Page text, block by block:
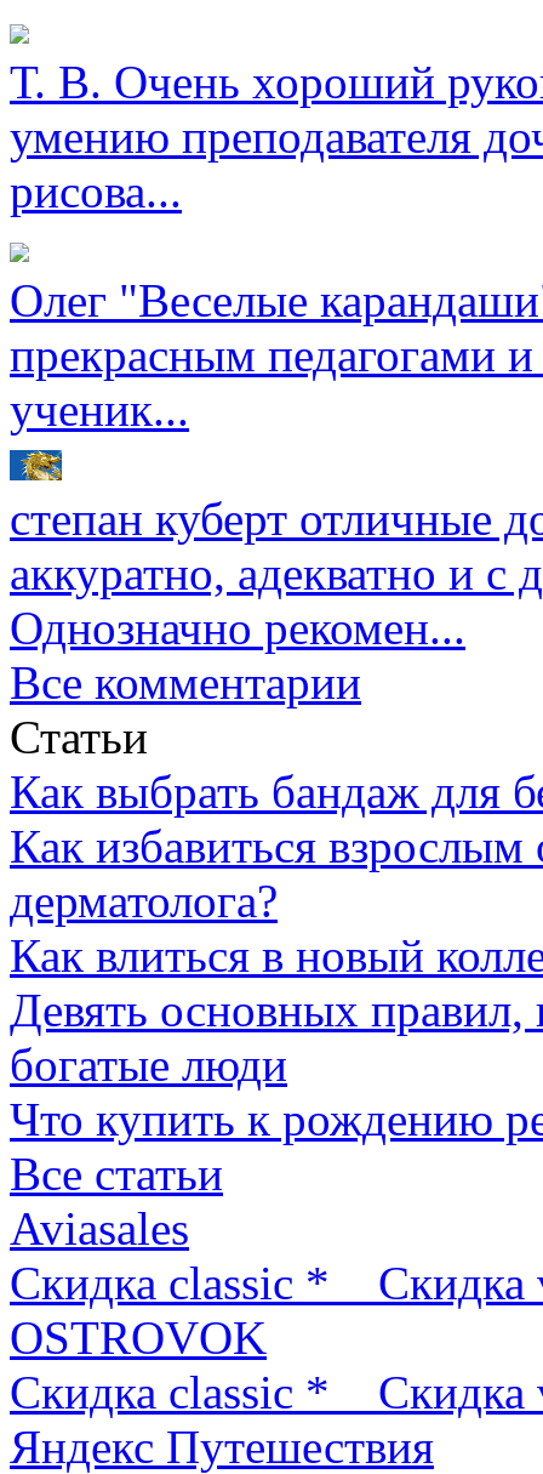
Т. В. Очень хороший
умению преподавателя
рисова...
Олег "Веселые
прекрасным педагогами
ученик...
степан куберт отличные
аккуратно, адекватно и
Однозначно рекомен...
Все комментарии
Статьи
Как выбрать бандаж для
Как избавиться
дерматолога?
Как влиться в новый
Девять основных
богатые люди
Что купить к рождению
Все статьи
Aviasales
Скидка classic *
OSTROVOK
Скидка classic *
Скидка
Яндекс Путешествия